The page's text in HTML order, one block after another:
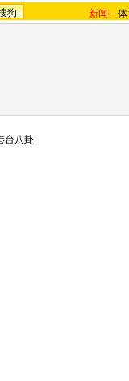
狗 新闻 -
台八卦